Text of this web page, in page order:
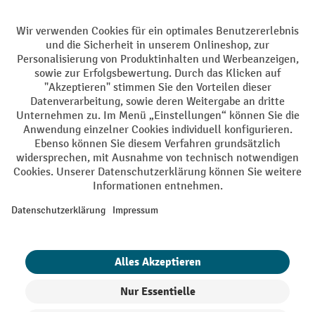
Ihre Profi-Vorteile
Versandkostenfrei ab 250€
Sicherer Datenschutz
Persönliche Kaufberatung
Käuferschutz - Trusted Shops
Zahlungsarten
Vorkasse Online-Überweisung